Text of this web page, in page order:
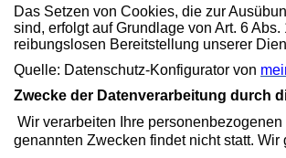
Das Setzen von Cookies, die zur
sind, erfolgt auf Grundlage von Art. 6
reibungslosen Bereitstellung unserer
Quelle: Datenschutz-Konfigurator von
Zwecke der Datenverarbeitung durch
Wir verarbeiten Ihre
genannten Zwecken findet nicht statt.